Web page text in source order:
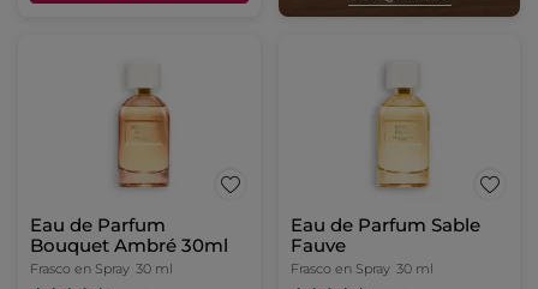
Eau de Parfum
Bouquet Ambré 30ml
Frasco en Spray 30 ml
Eau de Parfum Sable
Fauve
Frasco en Spray 30 ml